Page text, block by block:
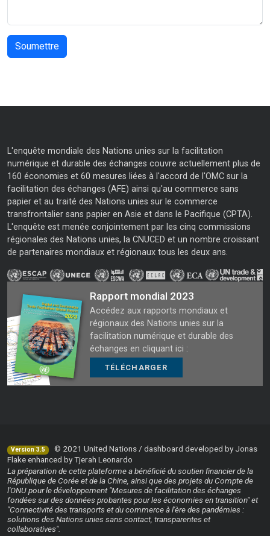
L'enquête mondiale des Nations unies sur la facilitation
numérique et durable des échanges couvre actuellement plus de
160 économies et 60 mesures liées à l'accord de l'OMC sur la
facilitation des échanges (AFE) ainsi qu'au commerce sans
papier et au traité des Nations unies sur le commerce
transfrontalier sans papier en Asie et dans le Pacifique (CPTA).
L'enquête est menée conjointement par les cinq commissions
régionales des Nations unies, la CNUCED et un nombre croissant
de partenaires mondiaux et régionaux tous les deux ans.
Rapport mondial 2023
Accédez aux rapports mondiaux et
régionaux des Nations unies sur la
facilitation numérique et durable des
échanges en cliquant ici :
TÉLÉCHARGER
Version 3.5
© 2021 United Nations / dashboard developed by Jonas
Flake enhanced by Tjerah Leonardo
La préparation de cette plateforme a bénéficié du soutien financier de la
République de Corée et de la Chine, ainsi que des projets du Compte de
l'ONU pour le développement "Mesures de facilitation des échanges
fondées sur des données probantes pour les économies en transition" et
"Connectivité des transports et du commerce à l'ère des pandémies :
solutions des Nations unies sans contact, transparentes et
collaboratives".